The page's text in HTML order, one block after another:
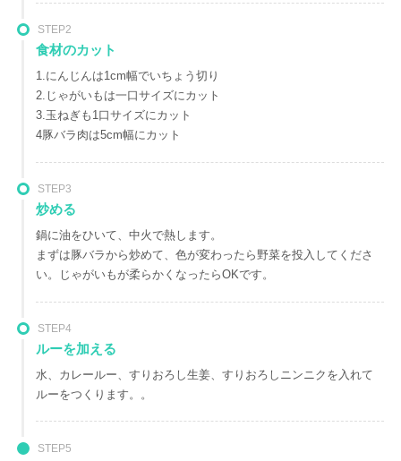
STEP2
食材のカット
1.にんじんは1cm幅でいちょう切り
2.じゃがいもは一口サイズにカット
3.玉ねぎも1口サイズにカット
4豚バラ肉は5cm幅にカット
STEP3
炒める
鍋に油をひいて、中火で熱します。
まずは豚バラから炒めて、色が変わったら野菜を投入してくださ
い。じゃがいもが柔らかくなったらOKです。
STEP4
ルーを加える
水、カレールー、すりおろし生姜、すりおろしニンニクを入れて
ルーをつくります。。
STEP5